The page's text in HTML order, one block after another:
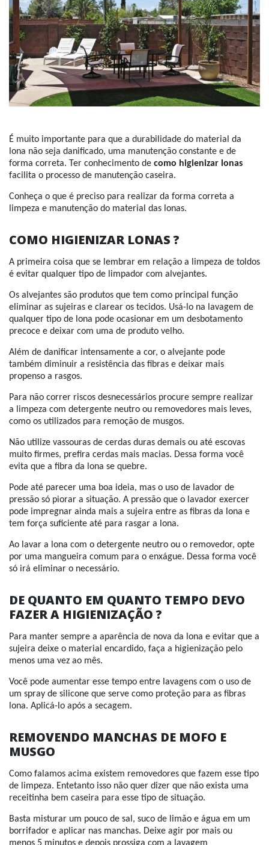
É muito importante para que a durabilidade do material da
lona não seja danificado, uma manutenção constante e de
forma correta. Ter conhecimento de como higienizar lonas
facilita o processo de manutenção caseira.
Conheça o que é preciso para realizar da forma correta a
limpeza e manutenção do material das lonas.
COMO HIGIENIZAR LONAS ?
A primeira coisa que se lembrar em relação a limpeza de toldos
é evitar qualquer tipo de limpador com alvejantes.
Os alvejantes são produtos que tem como principal função
eliminar as sujeiras e clarear os tecidos. Usá-lo na lavagem de
qualquer tipo de lona pode ocasionar em um desbotamento
precoce e deixar com uma de produto velho.
Além de danificar intensamente a cor, o alvejante pode
também diminuir a resistência das fibras e deixar mais
propenso a rasgos.
Para não correr riscos desnecessários procure sempre realizar
a limpeza com detergente neutro ou removedores mais leves,
como os utilizados para remoção de musgos.
Não utilize vassouras de cerdas duras demais ou até escovas
muito firmes, prefira cerdas mais macias. Dessa forma você
evita que a fibra da lona se quebre.
Pode até parecer uma boa ideia, mas o uso de lavador de
pressão só piorar a situação. A pressão que o lavador exercer
pode impregnar ainda mais a sujeira entre as fibras da lona e
tem força suficiente até para rasgar a lona.
Ao lavar a lona com o detergente neutro ou o removedor, opte
por uma mangueira comum para o enxágue. Dessa forma você
só irá eliminar o necessário.
DE QUANTO EM QUANTO TEMPO DEVO
FAZER A HIGIENIZAÇÃO ?
Para manter sempre a aparência de nova da lona e evitar que a
sujeira deixe o material encardido, faça a higienização pelo
menos uma vez ao mês.
Você pode aumentar esse tempo entre lavagens com o uso de
um spray de silicone que serve como proteção para as fibras
lona. Aplicá-lo após a secagem.
REMOVENDO MANCHAS DE MOFO E
MUSGO
Como falamos acima existem removedores que fazem esse tipo
de limpeza. Entetanto isso não quer dizer que não exista uma
receitinha bem caseira para esse tipo de situação.
Basta misturar um pouco de sal, suco de limão e água em um
borrifador e aplicar nas manchas. Deixe agir por mais ou